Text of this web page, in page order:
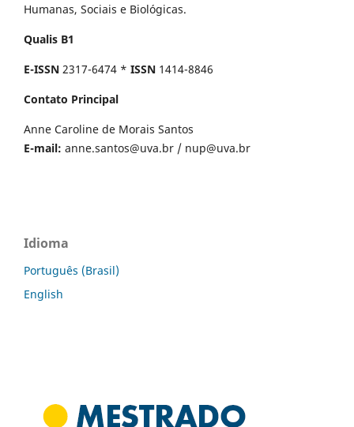
Humanas, Sociais e Biológicas.
Qualis B1
E-ISSN 2317-6474 * ISSN 1414-8846
Contato Principal
Anne Caroline de Morais Santos
E-mail: anne.santos@uva.br / nup@uva.br
Idioma
Português (Brasil)
English